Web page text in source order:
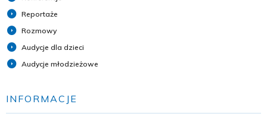
Reportaże
Rozmowy
Audycje dla dzieci
Audycje młodzieżowe
INFORMACJE